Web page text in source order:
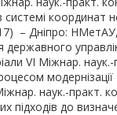
координат
– Дніпро:
VІ Міжнар.
наук.-
підходів до